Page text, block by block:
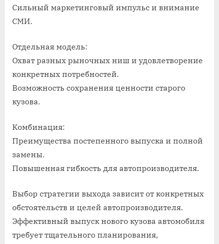
Сильный маркетинговый импульс и внимание
СМИ.
Отдельная модель:
Охват разных рыночных ниш и удовлетворение
конкретных потребностей.
Возможность сохранения ценности старого
кузова.
Комбинация:
Преимущества постепенного выпуска и полной
замены.
Повышенная гибкость для автопроизводителя.
Выбор стратегии выхода зависит от конкретных
обстоятельств и целей автопроизводителя.
Эффективный выпуск нового кузова автомобиля
требует тщательного планирования,